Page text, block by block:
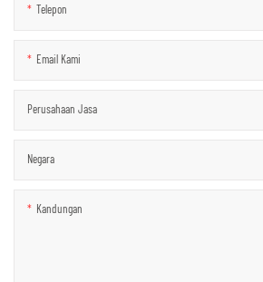
Telepon
Email Kami
Perusahaan Jasa
Negara
Kandungan